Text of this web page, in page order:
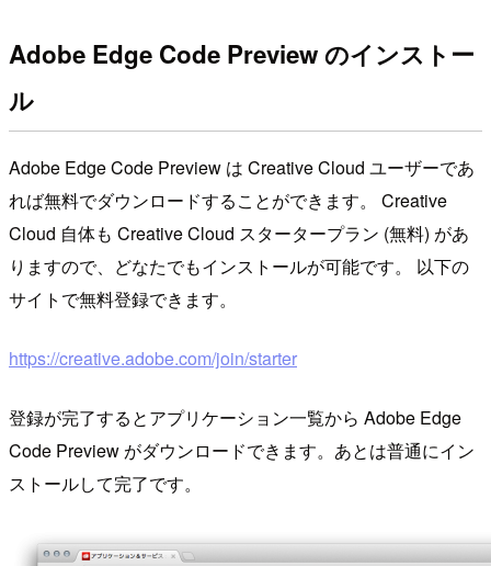
Adobe Edge Code Preview のインストー
ル
Adobe Edge Code Preview は Creative Cloud ユーザーであ
れば無料でダウンロードすることができます。 Creative
Cloud 自体も Creative Cloud スタータープラン (無料) があ
りますので、どなたでもインストールが可能です。 以下の
サイトで無料登録できます。
https://creative.adobe.com/join/starter
登録が完了するとアプリケーション一覧から Adobe Edge
Code Preview がダウンロードできます。あとは普通にイン
ストールして完了です。